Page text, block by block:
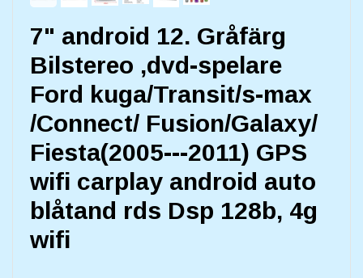
7" android 12. Gråfärg
Bilstereo ,dvd-spelare
Ford kuga/Transit/s-max
/Connect/ Fusion/Galaxy/
Fiesta(2005---2011) GPS
wifi carplay android auto
blåtand rds Dsp 128b, 4g
wifi